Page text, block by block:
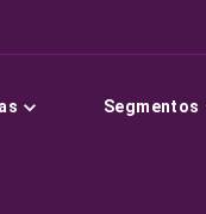
Segmentos